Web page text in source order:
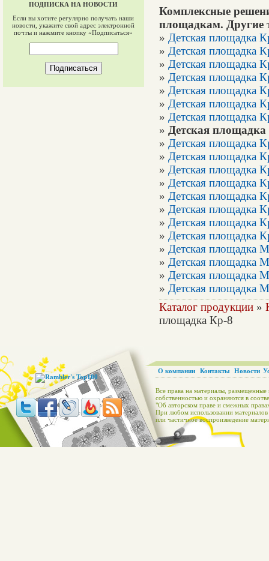
ПОДПИСКА НА НОВОСТИ
Если вы хотите регулярно получать наши
новости, укажите свой адрес электронной
почты и нажмите кнопку «Подписаться»
Комплексные
площадкам. Другие
» Детская площадка
» Детская площадка
» Детская площадка
» Детская площадка
» Детская площадка
» Детская площадка
» Детская площадка
» Детская
» Детская площадка
» Детская площадка
» Детская площадка
» Детская площадка
» Детская площадка
» Детская площадка
» Детская площадка
» Детская площадка
» Детская площадка
» Детская площадка
» Детская площадка
» Детская площадка
Каталог продукции »
площадка Кр-8
О компании Контакты Новости
Все права на материалы, размещенные
собственностью и охраняются в
"Об авторском праве и смежных
При любом использовании
или частичное воспроизведение